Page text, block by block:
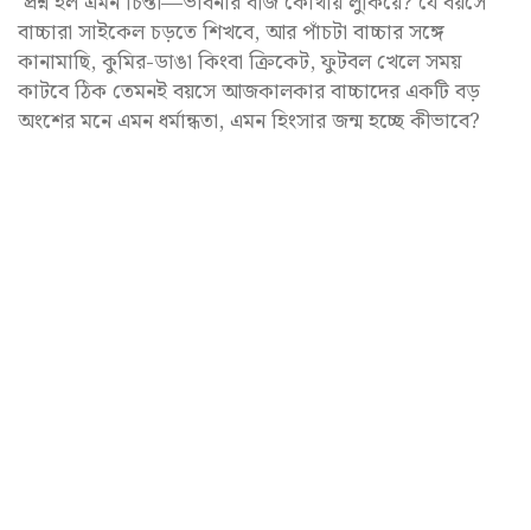
বাচ্চারা সাইকেল চড়তে শিখবে, আর পাঁচটা বাচ্চার সঙ্গে
কানামাছি, কুমির-ডাঙা কিংবা ক্রিকেট, ফুটবল খেলে সময়
কাটবে ঠিক তেমনই বয়সে আজকালকার বাচ্চাদের একটি বড়
অংশের মনে এমন ধর্মান্ধতা, এমন হিংসার জন্ম হচ্ছে কীভাবে?